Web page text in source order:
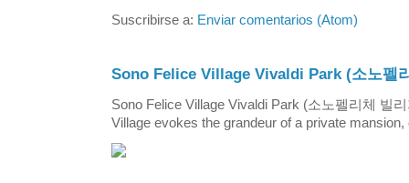
Suscribirse a: Enviar comentarios (Atom)
Sono Felice Village Vivaldi Park (소노펠
Sono Felice Village Vivaldi Park (소노펠리체 빌
Village evokes the grandeur of a private